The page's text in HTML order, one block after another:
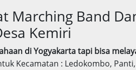
Marching Band
Kemiri
di Yogyakarta tapi bisa
Kecamatan : Ledokombo,